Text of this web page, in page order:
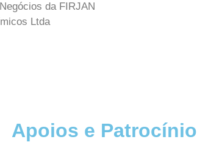
da FIRJAN
Ltda
Apoios e Patrocínio